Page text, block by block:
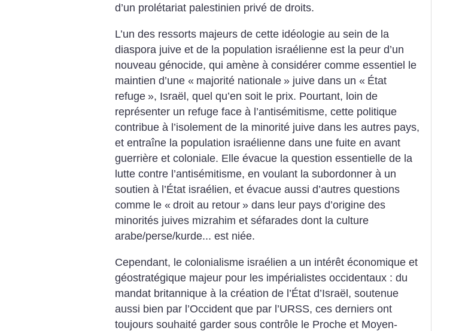
d’un prolétariat palestinien privé de droits.
L’un des ressorts majeurs de cette idéologie au sein de la
diaspora juive et de la population israélienne est la peur d’un
nouveau génocide, qui amène à considérer comme essentiel le
maintien d’une « majorité nationale » juive dans un « État
refuge », Israël, quel qu’en soit le prix. Pourtant, loin de
représenter un refuge face à l’antisémitisme, cette politique
contribue à l’isolement de la minorité juive dans les autres pays,
et entraîne la population israélienne dans une fuite en avant
guerrière et coloniale. Elle évacue la question essentielle de la
lutte contre l’antisémitisme, en voulant la subordonner à un
soutien à l’État israélien, et évacue aussi d’autres questions
comme le « droit au retour » dans leur pays d’origine des
minorités juives mizrahim et séfarades dont la culture
arabe/perse/kurde... est niée.
Cependant, le colonialisme israélien a un intérêt économique et
géostratégique majeur pour les impérialistes occidentaux : du
mandat britannique à la création de l’État d’Israël, soutenue
aussi bien par l’Occident que par l’URSS, ces derniers ont
toujours souhaité garder sous contrôle le Proche et Moyen-